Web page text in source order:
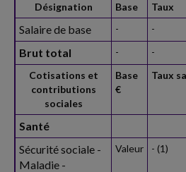
Désignation Base Taux
Salaire de base - -
Brut total - -
Cotisations et
contributions
sociales
Base
€
Taux
Santé
Sécurité sociale -
Maladie -
Valeur - (1)